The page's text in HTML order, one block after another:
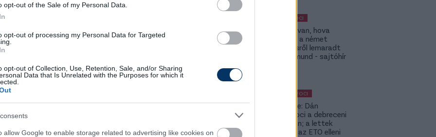
opt-out of the Sale of my Personal Data.
opt-out of processing my Personal Data for Targeted
opt-out of Collection, Use, Retention, Sale, and/or Sharing
Data that Is Unrelated with the Purposes for which it
allow Google to enable storage related to advertising like cookies on
ami után a játékost és a bérlőt is
hogy mivé változott a lakása, és
de utóbbit is szabadon engedték,
felültette a banda.
jelentenek az Egyesült
razziát tartottak. A jelentés szerint 130
összesen - egyetlen növénynek 840 font
1000 gyanúsítottat is letartóztattak.
MAGYAR FOCI
ETO: Megvan, hova
igazolhat a német
szerződésről lemaradt
Tóth Rajmund - sajtóhír
KÜLFÖLDI FOCI
Lapszemle: Dán
szambafoci a debreceni
szaunában; a lettek
kevesellik az ETO elleni